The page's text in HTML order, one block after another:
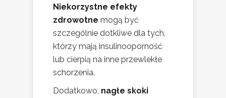
Niekorzystne efekty
zdrowotne mogą być
szczególnie dotkliwe dla tych,
którzy mają insulinooporność
lub cierpią na inne przewlekłe
schorzenia.
Dodatkowo, nagłe skoki